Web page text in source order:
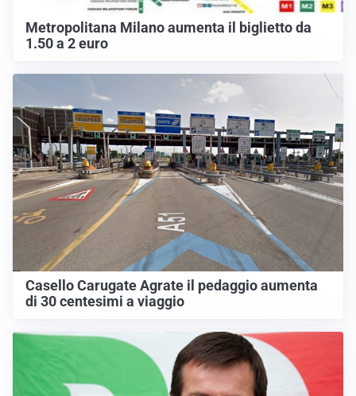
Metropolitana Milano aumenta il biglietto da
1.50 a 2 euro
Casello Carugate Agrate il pedaggio aumenta
di 30 centesimi a viaggio